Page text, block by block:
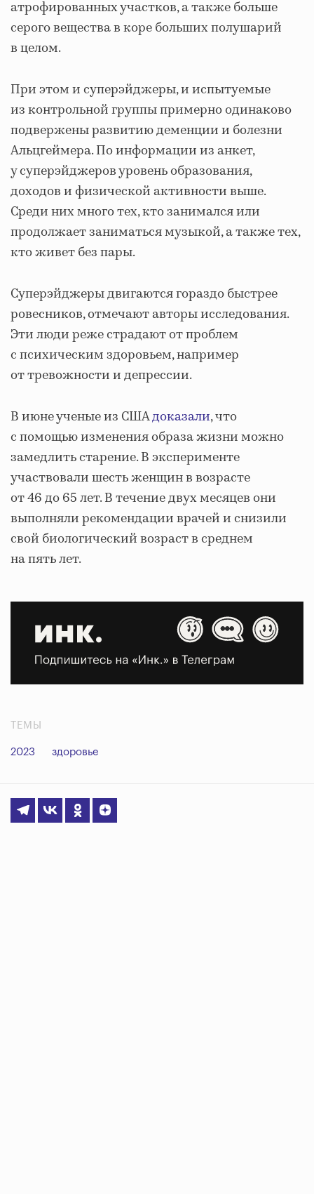
атрофированных участков, а также больше
серого вещества в коре больших полушарий
в целом.
При этом и суперэйджеры, и испытуемые
из контрольной группы примерно одинаково
подвержены развитию деменции и болезни
Альцгеймера. По информации из анкет,
у суперэйджеров уровень образования,
доходов и физической активности выше.
Среди них много тех, кто занимался или
продолжает заниматься музыкой, а также тех,
кто живет без пары.
Суперэйджеры двигаются гораздо быстрее
ровесников, отмечают авторы исследования.
Эти люди реже страдают от проблем
с психическим здоровьем, например
от тревожности и депрессии.
В июне ученые из СШАдоказали, что
с помощью изменения образа жизни можно
замедлить старение. В эксперименте
участвовали шесть женщин в возрасте
от 46 до 65 лет. В течение двух месяцев они
выполняли рекомендации врачей и снизили
свой биологический возраст в среднем
на пять лет.
ТЕМЫ
2023 здоровье